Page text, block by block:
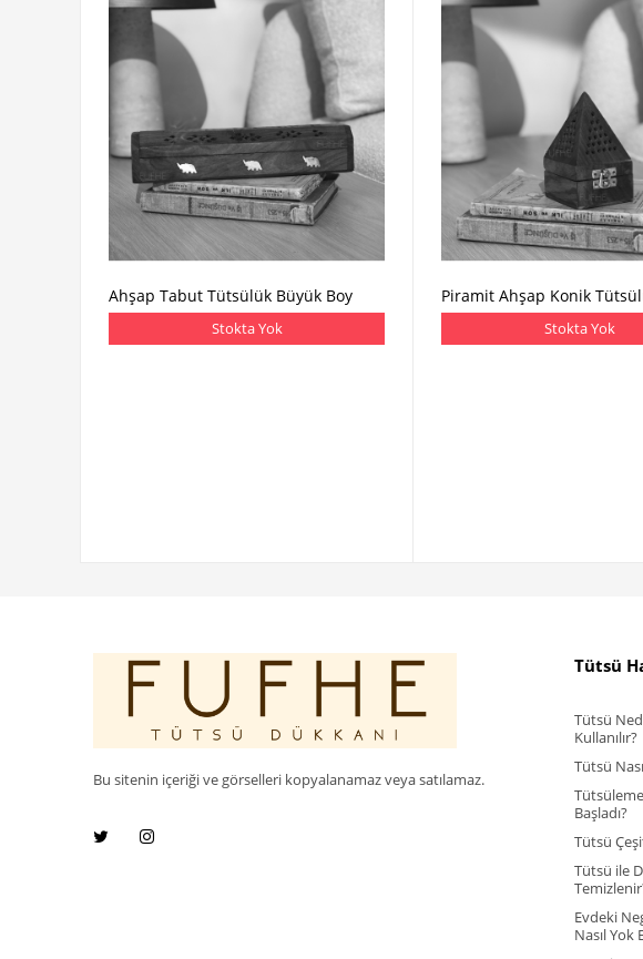
Ahşap Tabut Tütsülük Büyük Boy
Stokta Yok
Piramit Ahşap Konik
Stokta Yok
Bu sitenin içeriği ve görselleri kopyalanamaz veya satılamaz.
Tütsü
Tütsü
Kullanılır?
Tütsü
Başladı?
Tütsü
Tütsü ile
Evdeki
Nasıl Yok